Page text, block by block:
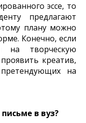
эссе, то
предлагают
плану можно
Конечно, если
на творческую
креатив,
на
в вуз?